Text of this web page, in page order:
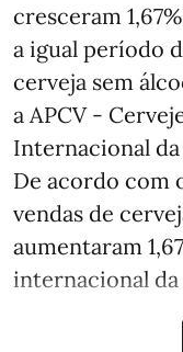
cresceram
a igual período
cerveja sem
a APCV -
Internacional da
De acordo com
vendas de
aumentaram
internacional da